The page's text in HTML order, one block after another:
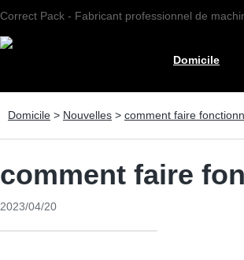
Correct Pack - Fabricant professionnel de
Domicile
Domicile > Nouvelles > comment faire
comment faire
2023/04/20